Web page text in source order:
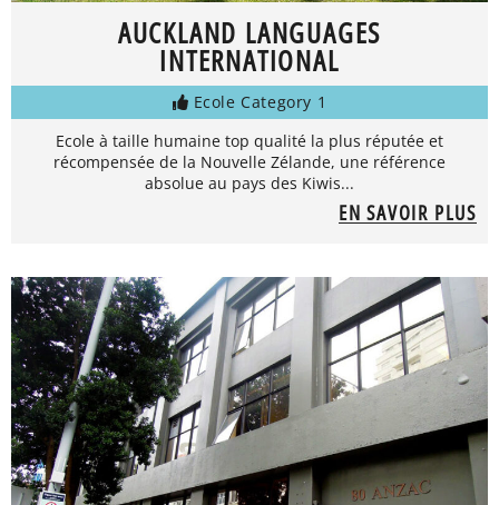
AUCKLAND LANGUAGES
INTERNATIONAL
Ecole Category 1
Ecole à taille humaine top qualité la plus réputée et
récompensée de la Nouvelle Zélande, une référence
absolue au pays des Kiwis...
EN SAVOIR PLUS